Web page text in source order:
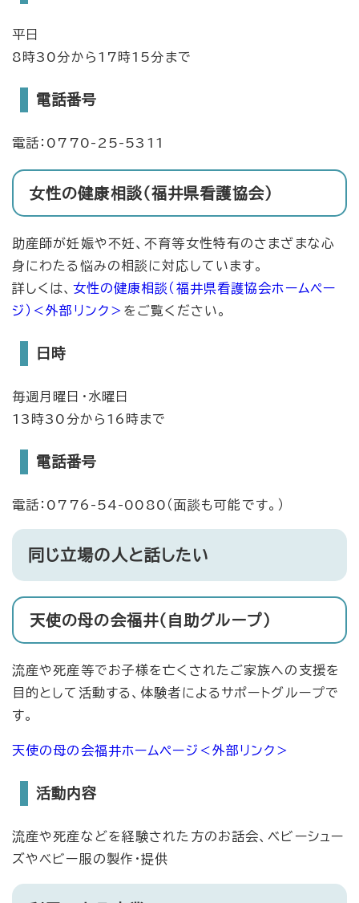
平日
8時30分から17時15分まで
電話番号
電話：0770-25-5311
女性の健康相談（福井県看護協会）
助産師が妊娠や不妊、不育等女性特有のさまざまな心
身にわたる悩みの相談に対応しています。
​詳しくは、 女性の健康相談（福井県看護協会ホームペー
ジ） ＜外部リンク＞ をご覧ください。
日時
毎週月曜日・水曜日
13時30分から16時まで
電話番号
電話：0776-54-0080（面談も可能です。）
同じ立場の人と話したい
天使の母の会福井（自助グループ）
流産や死産等でお子様を亡くされたご家族への支援を
目的として活動する、体験者によるサポートグループで
す。
天使の母の会福井ホームページ ＜外部リンク＞
活動内容
流産や死産などを経験された方のお話会、ベビーシュー
ズやベビー服の製作・提供